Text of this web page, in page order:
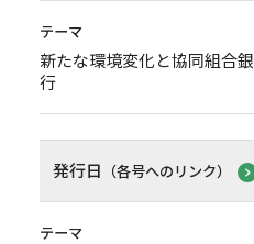
テーマ
新たな環境変化と協同組合銀
行
発行日 （各号へのリンク）
テーマ